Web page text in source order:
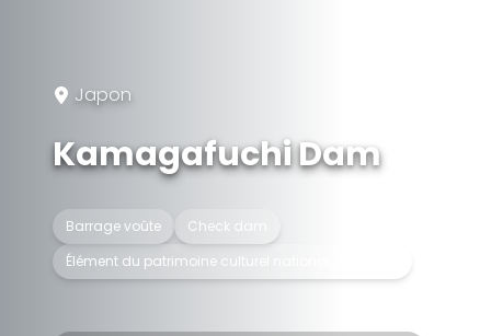
Japon
Kamagafuchi Dam
Barrage voûte
Check dam
Élément du patrimoine culturel national du Japon